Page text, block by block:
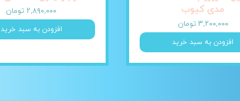
مدی کیوب
۳,۲۰۰,۰۰۰ تومان
افزودن به سبد خرید
۲,۸۹۰,۰۰۰ تومان
افزودن به سبد خرید